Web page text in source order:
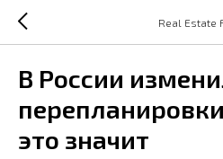
Real Estate
В России
это значит